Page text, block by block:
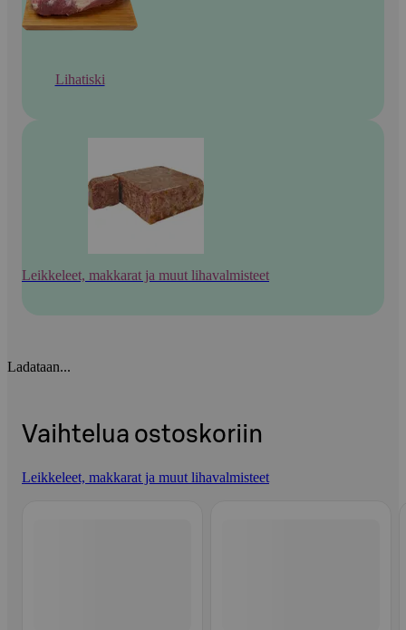
Lihatiski
Leikkeleet, makkarat ja muut lihavalmisteet
Ladataan...
Vaihtelua ostoskoriin
Leikkeleet, makkarat ja muut lihavalmisteet